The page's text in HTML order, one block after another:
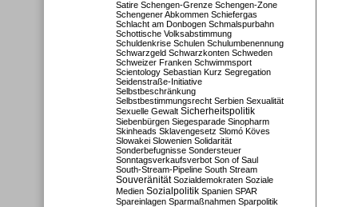
Satire Schengen-Grenze Schengen-Zone
Schengener Abkommen Schiefergas
Schlacht am Donbogen Schmalspurbahn
Schottische Volksabstimmung
Schuldenkrise Schulen Schulumbenennung
Schwarzgeld Schwarzkonten Schweden
Schweizer Franken Schwimmsport
Scientology Sebastian Kurz Segregation
Seidenstraße-Initiative
Selbstbeschränkung
Selbstbestimmungsrecht Serbien Sexualität
Sexuelle Gewalt Sicherheitspolitik
Siebenbürgen Siegesparade Sinopharm
Skinheads Sklavengesetz Slomó Köves
Slowakei Slowenien Solidarität
Sonderbefugnisse Sondersteuer
Sonntagsverkaufsverbot Son of Saul
South-Stream-Pipeline South Stream
Souveränität Sozialdemokraten Soziale
Medien Sozialpolitik Spanien SPAR
Spareinlagen Sparmaßnahmen Sparpolitik